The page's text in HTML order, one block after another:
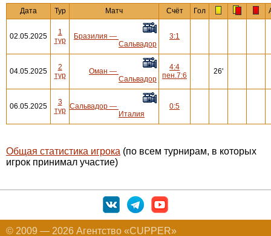
Дата Тур Матч Счёт Гол
02.05.2025
1
тур
Бразилия —
Сальвадор
3:1
04.05.2025
2
тур
Оман —
Сальвадор
4:4
пен.7:6
26'
06.05.2025
3
тур Сальвадор —
Италия
0:5
Общая статистика игрока (по всем турнирам, в которых
игрок принимал участие)
© 2009 — 2026 Агентство «CUPPER»